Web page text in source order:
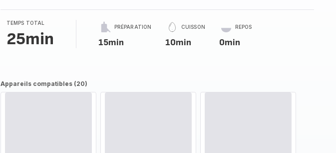
TEMPS TOTAL
25min
PRÉPARATION
15min
CUISSON
10min
REPOS
0min
Appareils compatibles (20)